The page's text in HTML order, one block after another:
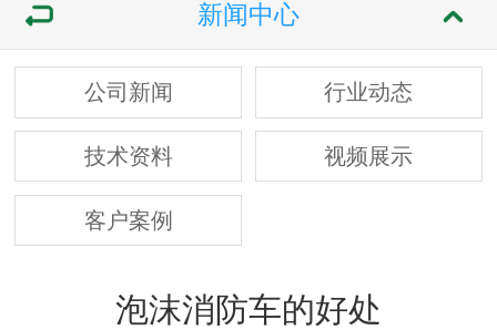
新闻中心
公司新闻 行业动态
技术资料 视频展示
客户案例
泡沫消防车的好处